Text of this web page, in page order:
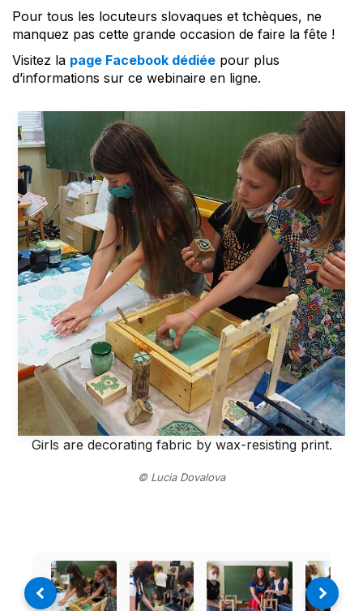
Pour tous les locuteurs slovaques et tchèques, ne
manquez pas cette grande occasion de faire la fête !
Visitez la page Facebook dédiée pour plus
d’informations sur ce webinaire en ligne.
Girls are decorating fabric by wax-resisting print.
© Lucia Dovalova